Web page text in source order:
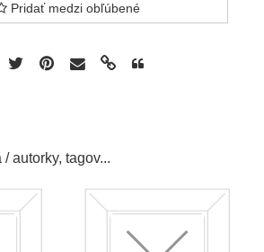
Pridať medzi obľúbené
autorky, tagov...